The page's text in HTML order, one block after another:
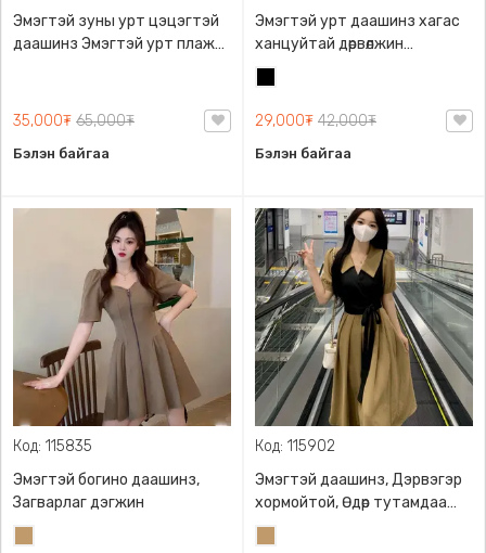
Эмэгтэй зуны урт цэцэгтэй
даашинз Эмэгтэй урт плаж
ханцуйтай даашинз Summer
дэргэвэр сул хормойтой.
35,000₮ 65,000₮
Бэлэн байгаа
Эмэгтэй урт даашинз хагас
ханцуйтай дөрвөлжин
энгэртэй
29,000₮ 42,000₮
Бэлэн байгаа
Код: 115835
Эмэгтэй богино даашинз,
Загварлаг дэгжин
Код: 115902
Эмэгтэй даашинз, Дэрвэгэр
хормойтой, Өдөр тутамдаа
өмсөхөд тохиромжтой дэгжин
загвартай